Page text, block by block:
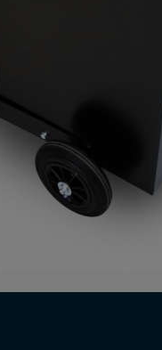
Kapacitet